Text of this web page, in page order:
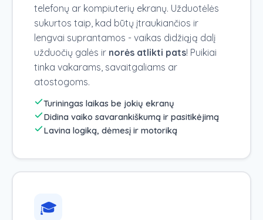
telefonų ar kompiuterių ekranų. Užduotėlės
sukurtos taip, kad būtų įtraukiančios ir
lengvai suprantamos - vaikas didžiąją dalį
užduočių galės ir norės atlikti pats! Puikiai
tinka vakarams, savaitgaliams ar
atostogoms.
Turiningas laikas be jokių ekranų
Didina vaiko savarankiškumą ir pasitikėjimą
Lavina logiką, dėmesį ir motoriką
🎓